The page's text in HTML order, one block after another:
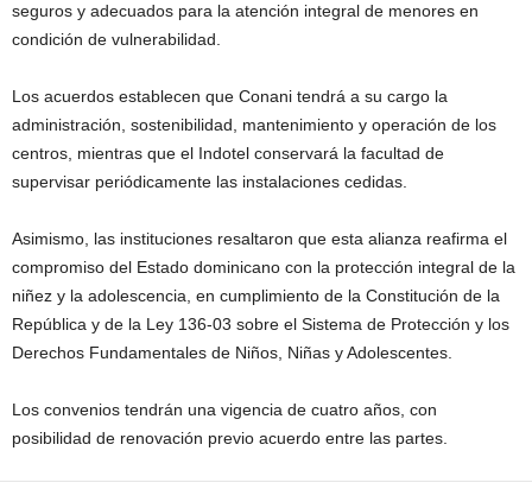
seguros y adecuados para la atención integral de menores en
condición de vulnerabilidad.
Los acuerdos establecen que Conani tendrá a su cargo la
administración, sostenibilidad, mantenimiento y operación de los
centros, mientras que el Indotel conservará la facultad de
supervisar periódicamente las instalaciones cedidas.
Asimismo, las instituciones resaltaron que esta alianza reafirma el
compromiso del Estado dominicano con la protección integral de la
niñez y la adolescencia, en cumplimiento de la Constitución de la
República y de la Ley 136-03 sobre el Sistema de Protección y los
Derechos Fundamentales de Niños, Niñas y Adolescentes.
Los convenios tendrán una vigencia de cuatro años, con
posibilidad de renovación previo acuerdo entre las partes.